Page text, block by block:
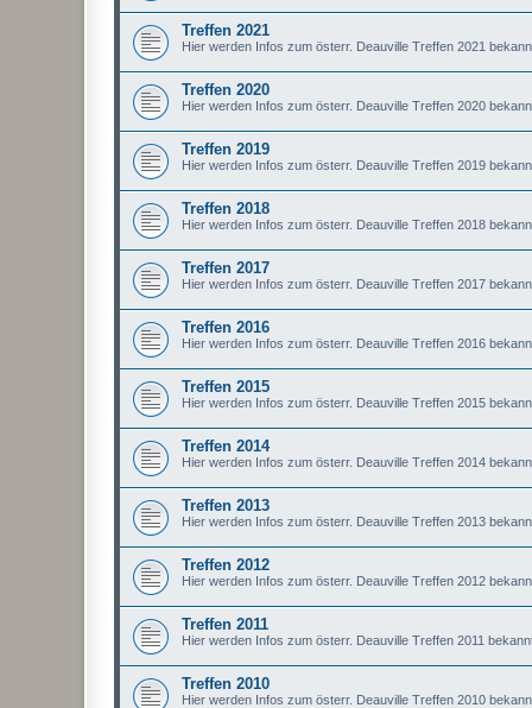
Treffen 2021
Hier werden Infos zum österr. Deauville Treffen 2021
Treffen 2020
Hier werden Infos zum österr. Deauville Treffen 2020
Treffen 2019
Hier werden Infos zum österr. Deauville Treffen 2019
Treffen 2018
Hier werden Infos zum österr. Deauville Treffen 2018
Treffen 2017
Hier werden Infos zum österr. Deauville Treffen 2017
Treffen 2016
Hier werden Infos zum österr. Deauville Treffen 2016
Treffen 2015
Hier werden Infos zum österr. Deauville Treffen 2015
Treffen 2014
Hier werden Infos zum österr. Deauville Treffen 2014
Treffen 2013
Hier werden Infos zum österr. Deauville Treffen 2013
Treffen 2012
Hier werden Infos zum österr. Deauville Treffen 2012
Treffen 2011
Hier werden Infos zum österr. Deauville Treffen 2011
Treffen 2010
Hier werden Infos zum österr. Deauville Treffen 2010